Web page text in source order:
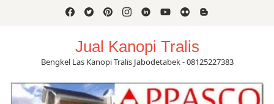
Jual Kanopi Tralis
Bengkel Las Kanopi Tralis Jabodetabek - 08125227383